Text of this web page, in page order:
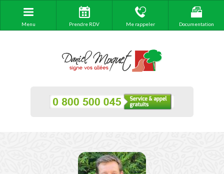
Menu Prendre RDV Me rappeler Documentation